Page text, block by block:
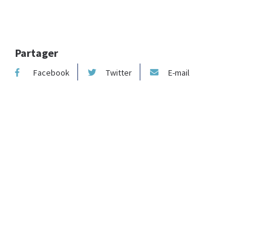
Partager
Facebook Twitter E-mail